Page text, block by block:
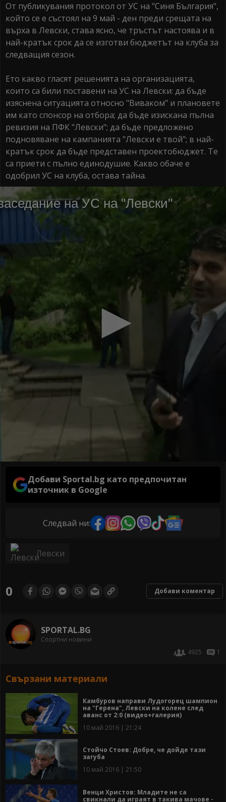
От публикувания прото­кол от УС на "Синя България",
който се е състоял на 9 май - ден преди срещата на
върха в Левски, става ясно, че тръ­стът настоява и в
най-кратък срок да се изготви бюджетът на клуба за
след­ващия сезон.
Ето какво гласят решения­та на организацията,
които са били поставени на УС на Левски: да бъде
изяснена си­туацията относно "Виваком" и плановете
им като спонсор на отбора; да бъде изискана пълна
ревизия на ПФК "Левски"; да бъде предло­жено
подновяване на кампа­нията "Левски е твой"; в най-
кратък срок да бъде пред­ставен проектобюджет. Те
са приети с пълно единоду­шие. Какво обаче е
одобрил УС на клуба, остава тайна.
Добави Sportal.bg като предпочитан
източник в Google
Следвай ни:
Левски
0 Добави коментар
SPORTAL.BG
Спортни новини
4925
1
Свързани материали
Камбуров направи Лудогорец шампион
на "Герена", Левски на колене след
аванс от 2:0 (видео+галерия)
10 май 2016 | 21:24
Стойчо Стоев: Добре, че дойде тази
загуба
10 май 2016 | 21:50
Венци Христов: Младите не са
свикнали да играят в такива мачове -